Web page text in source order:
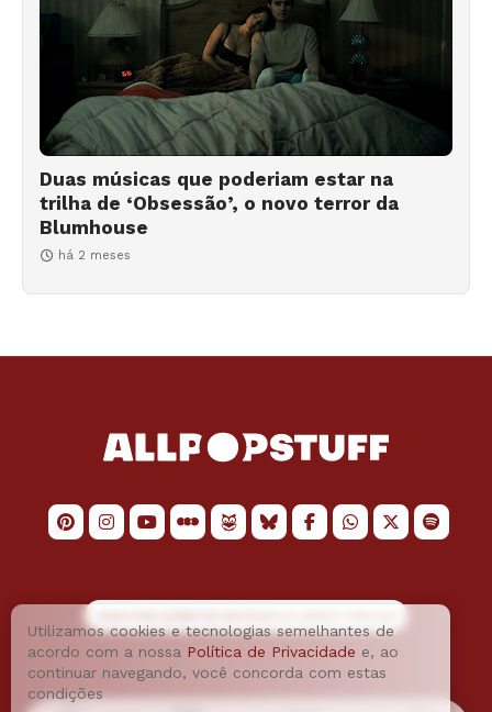
Duas músicas que poderiam estar na
trilha de ‘Obsessão’, o novo terror da
Blumhouse
há 2 meses
Utilizamos cookies e tecnologias semelhantes de
acordo com a nossa Política de Privacidade e, ao
continuar navegando, você concorda com estas
condições